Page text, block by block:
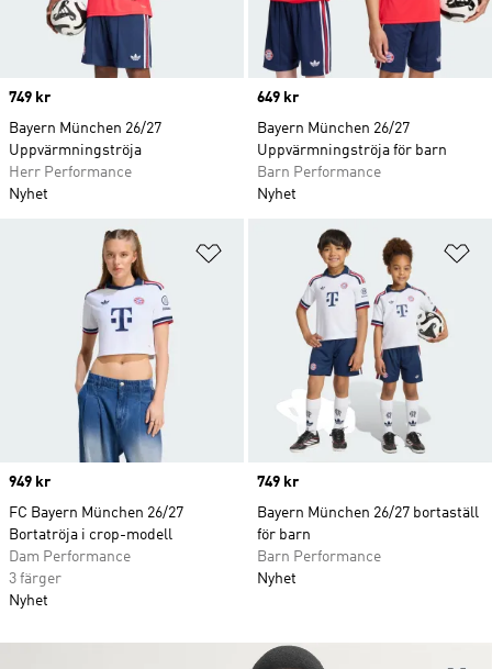
Price
749 kr
Bayern München 26/27
Uppvärmningströja
Herr Performance
Nyhet
Price
649 kr
Bayern München 26/27
Uppvärmningströja för barn
Barn Performance
Nyhet
Lägg till på önskelistan
Price
949 kr
FC Bayern München 26/27
Bortatröja i crop-modell
Dam Performance
3 färger
Nyhet
Price
749 kr
Bayern München 26/27 bortaställ
för barn
Barn Performance
Nyhet